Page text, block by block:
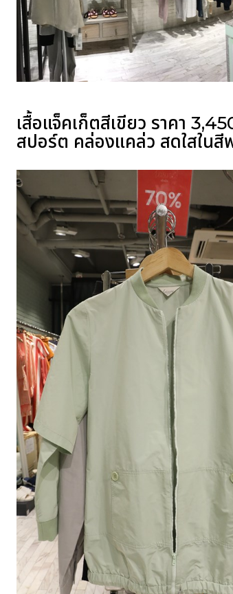
เสื้อแจ็คเก็ตสีเขียว ราคา
สปอร์ต คล่องแคล่ว สดใสในสี